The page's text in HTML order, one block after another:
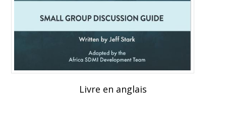
Livre en anglais